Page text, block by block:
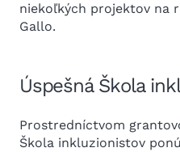
niekoľkých projektov na
Gallo.
Úspešná Škola
Prostredníctvom
Škola inkluzionistov